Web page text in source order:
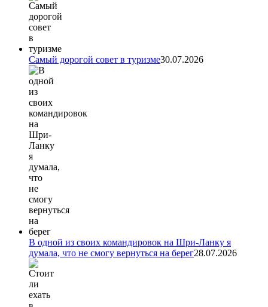
Самый дорогой совет в туризме30.07.2026
В одной из своих командировок на Шри-Ланку я
думала, что не смогу вернуться на берег28.07.2026